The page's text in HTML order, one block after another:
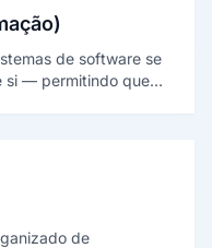
de software se
si — permitindo que
de